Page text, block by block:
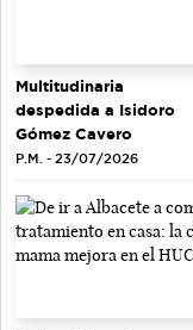
Multitudinaria
despedida a Isidoro
Gómez Cavero
P.M. - 23/07/2026